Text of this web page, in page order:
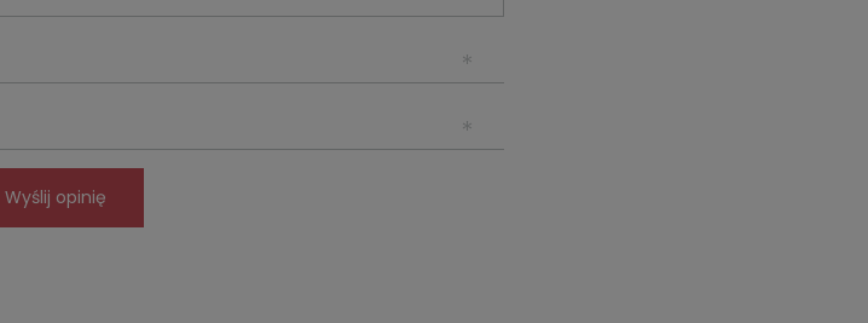
Wyślij opinię